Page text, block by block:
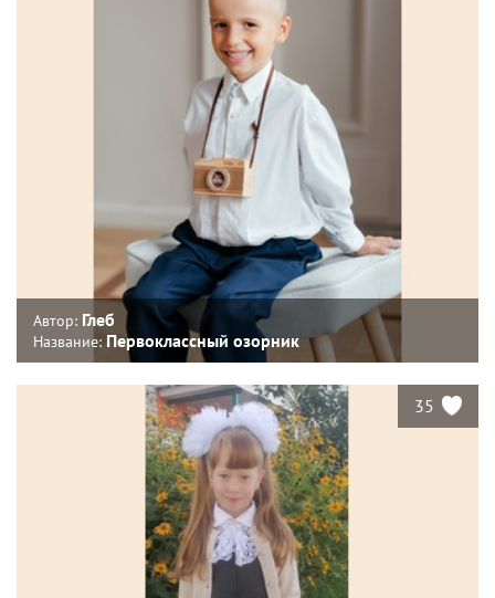
Автор: Глеб
Название: Первоклассный озорник
35